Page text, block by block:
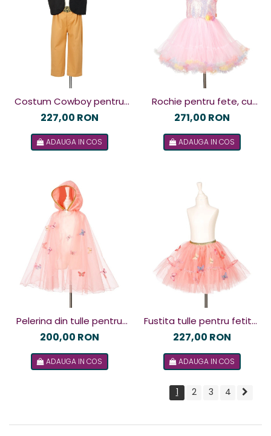
Costum Cowboy pentru
copii, Souza! 3-4 ani (98-
227,00 RON
ADAUGA IN COS
Rochie pentru fete, cu
tulle si paiete, Souza! 3-4
271,00 RON
ADAUGA IN COS
Pelerina din tulle pentru
fetite, Souza! 3-4 ani (98-
200,00 RON
ADAUGA IN COS
Fustita tulle pentru fetite,
Souza! 3-4 ani (98-104
227,00 RON
ADAUGA IN COS
1 2 3 4